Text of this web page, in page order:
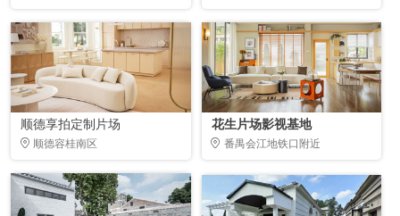
顺德享拍定制片场
顺德容桂南区
花生片场影视基地
番禺会江地铁口附近